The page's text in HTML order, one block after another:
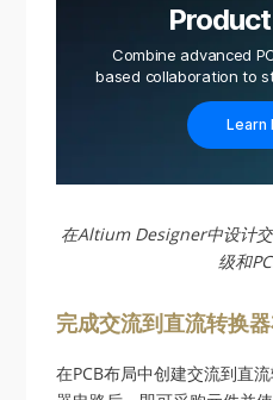
Combine advanced
based collaboration to
Learn
在Altium Designer中设计
级和
完成交流到直流转换
在PCB布局中创建交流到直